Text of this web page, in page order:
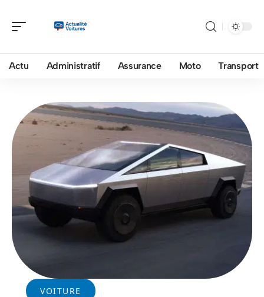
Actu Administratif Assurance Moto Transport
VOITURE